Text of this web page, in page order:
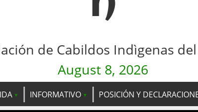
de Cabildos Indìgenas del
August 8, 2026
INFORMATIVO POSICIÓN Y